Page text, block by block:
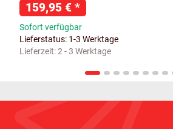
159,95 € *
Sofort verfügbar
Lieferstatus: 1-3 Werktage
Lieferzeit:2 - 3 Werktage